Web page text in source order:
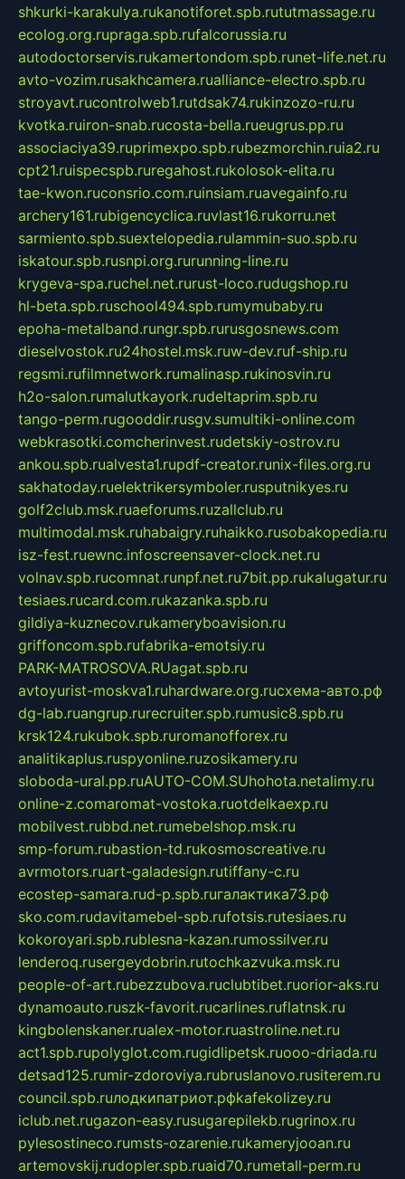
shkurki-karakulya.rukanotiforet.spb.rututmassage.ru
ecolog.org.rupraga.spb.rufalcorussia.ru
autodoctorservis.rukamertondom.spb.runet-life.net.ru
avto-vozim.rusakhcamera.rualliance-electro.spb.ru
stroyavt.rucontrolweb1.rutdsak74.rukinzozo-ru.ru
kvotka.ruiron-snab.rucosta-bella.rueugrus.pp.ru
associaciya39.ruprimexpo.spb.rubezmorchin.ruia2.ru
cpt21.ruispecspb.ruregahost.rukolosok-elita.ru
tae-kwon.ruconsrio.com.ruinsiam.ruavegainfo.ru
archery161.rubigencyclica.ruvlast16.rukorru.net
sarmiento.spb.suextelopedia.rulammin-suo.spb.ru
iskatour.spb.rusnpi.org.rurunning-line.ru
krygeva-spa.ruchel.net.rurust-loco.rudugshop.ru
hl-beta.spb.ruschool494.spb.rumymubaby.ru
epoha-metalband.rungr.spb.rurusgosnews.com
dieselvostok.ru24hostel.msk.ruw-dev.ruf-ship.ru
regsmi.rufilmnetwork.rumalinasp.rukinosvin.ru
h2o-salon.rumalutkayork.rudeltaprim.spb.ru
tango-perm.rugooddir.rusgv.sumultiki-online.com
webkrasotki.comcherinvest.rudetskiy-ostrov.ru
ankou.spb.rualvesta1.rupdf-creator.runix-files.org.ru
sakhatoday.ruelektrikersymboler.rusputnikyes.ru
golf2club.msk.ruaeforums.ruzallclub.ru
multimodal.msk.ruhabaigry.ruhaikko.rusobakopedia.ru
isz-fest.ruewnc.infoscreensaver-clock.net.ru
volnav.spb.rucomnat.runpf.net.ru7bit.pp.rukalugatur.ru
tesiaes.rucard.com.rukazanka.spb.ru
gildiya-kuznecov.rukameryboavision.ru
griffoncom.spb.rufabrika-emotsiy.ru
PARK-MATROSOVA.RUagat.spb.ru
avtoyurist-moskva1.ruhardware.org.ruсхема-авто.рф
dg-lab.ruangrup.rurecruiter.spb.rumusic8.spb.ru
krsk124.rukubok.spb.ruromanofforex.ru
analitikaplus.ruspyonline.ruzosikamery.ru
sloboda-ural.pp.ruAUTO-COM.SUhohota.netalimy.ru
online-z.comaromat-vostoka.ruotdelkaexp.ru
mobilvest.rubbd.net.rumebelshop.msk.ru
smp-forum.rubastion-td.rukosmoscreative.ru
avrmotors.ruart-galadesign.rutiffany-c.ru
ecostep-samara.rud-p.spb.ruгалактика73.рф
sko.com.rudavitamebel-spb.rufotsis.rutesiaes.ru
kokoroyari.spb.rublesna-kazan.rumossilver.ru
lenderoq.rusergeydobrin.rutochkazvuka.msk.ru
people-of-art.rubezzubova.ruclubtibet.ruorior-aks.ru
dynamoauto.ruszk-favorit.rucarlines.ruflatnsk.ru
kingbolenskaner.rualex-motor.ruastroline.net.ru
act1.spb.rupolyglot.com.rugidlipetsk.ruooo-driada.ru
detsad125.rumir-zdoroviya.rubruslanovo.rusiterem.ru
council.spb.ruлодкипатриот.рфkafekolizey.ru
iclub.net.rugazon-easy.rusugarepilekb.rugrinox.ru
pylesostineco.rumsts-ozarenie.rukameryjooan.ru
artemovskij.rudopler.spb.ruaid70.rumetall-perm.ru